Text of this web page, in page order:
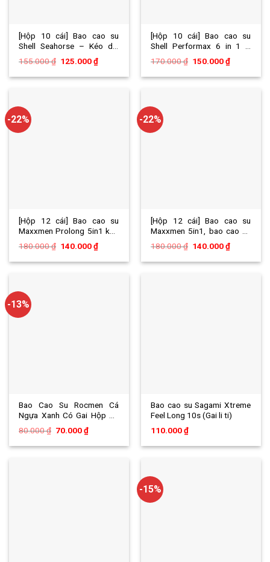
[Hộp 10 cái] Bao cao su
Shell Seahorse – Kéo dài
thời gian – Hộp 10 cái
155.000₫ Giá
là:
125.000₫Giá
tại
125.000 ₫.
[Hộp 10 cái] Bao cao su
Shell Performax 6 in 1 –
Kéo dài thời gian
170.000₫ Giá
là:
150.000₫Giá
tại
150.000 ₫.
-22%
[Hộp 12 cái] Bao cao su
Maxxmen Prolong 5in1 kéo
dài thời gian, gai nổi lớn
180.000₫ Giá
là:
140.000₫Giá
tại
140.000 ₫.
-22%
[Hộp 12 cái] Bao cao su
Maxxmen 5in1, bao cao su
siêu mỏng 0.03mm, chống
xuất tinh sớm kéo dài thời
gian
180.000₫ Giá
là:
140.000₫Giá
tại
140.000 ₫.
-13%
Bao Cao Su Rocmen Cá
Ngựa Xanh Có Gai Hộp 10
Chiếc
80.000₫ Giá
là:
70.000₫Giá
tại
Bao cao su Sagami Xtreme
Feel Long 10s (Gai li ti)
110.000₫
-15%